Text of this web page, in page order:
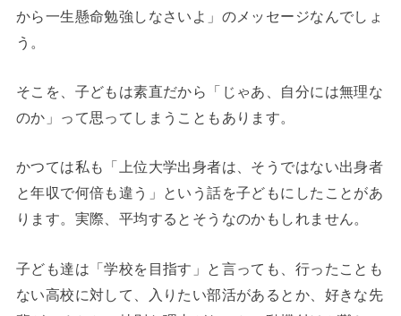
から一生懸命勉強しなさいよ」のメッセージなんでしょ
う。
そこを、子どもは素直だから「じゃあ、自分には無理な
のか」って思ってしまうこともあります。
かつては私も「上位大学出身者は、そうではない出身者
と年収で何倍も違う」という話を子どもにしたことがあ
ります。実際、平均するとそうなのかもしれません。
子ども達は「学校を目指す」と言っても、行ったことも
ない高校に対して、入りたい部活があるとか、好きな先